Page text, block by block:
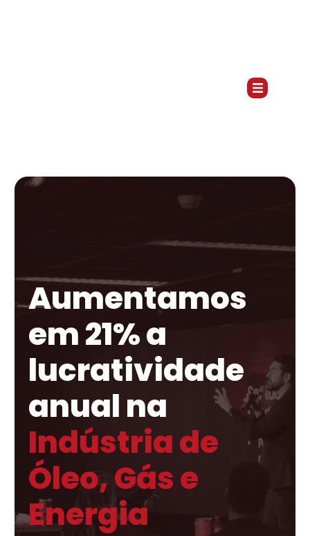
Aumentamos
em 21% a
lucratividade
anual na
Indústria de
Óleo, Gás e
Energia